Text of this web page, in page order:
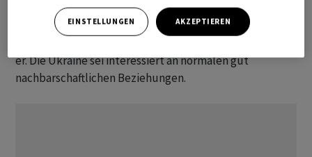
Selenskyj kündigte auch bilaterale Arbeit an. Austausch
er. Die Ukraine sei interessiert an normalen gut
nachbarschaftlichen Beziehungen.
EINSTELLUNGEN AKZEPTIEREN